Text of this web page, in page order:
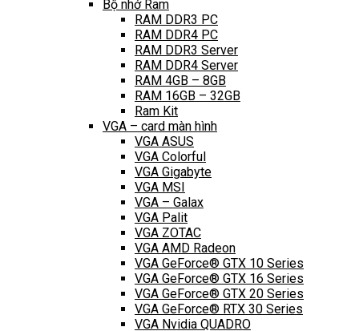
Bộ nhớ Ram
RAM DDR3 PC
RAM DDR4 PC
RAM DDR3 Server
RAM DDR4 Server
RAM 4GB – 8GB
RAM 16GB – 32GB
Ram Kit
VGA – card màn hình
VGA ASUS
VGA Colorful
VGA Gigabyte
VGA MSI
VGA – Galax
VGA Palit
VGA ZOTAC
VGA AMD Radeon
VGA GeForce® GTX 10 Series
VGA GeForce® GTX 16 Series
VGA GeForce® GTX 20 Series
VGA GeForce® RTX 30 Series
VGA Nvidia QUADRO